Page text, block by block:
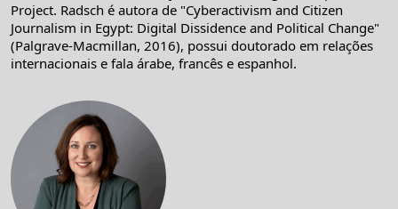
Project. Radsch é autora de "Cyberactivism and Citizen
Journalism in Egypt: Digital Dissidence and Political Change"
(Palgrave-Macmillan, 2016), possui doutorado em relações
internacionais e fala árabe, francês e espanhol.